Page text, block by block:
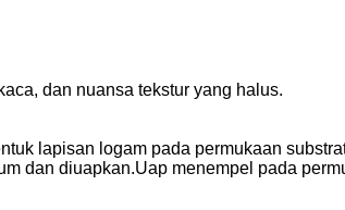
dan nuansa tekstur yang halus.
lapisan logam pada permukaan
dan diuapkan.Uap menempel pada